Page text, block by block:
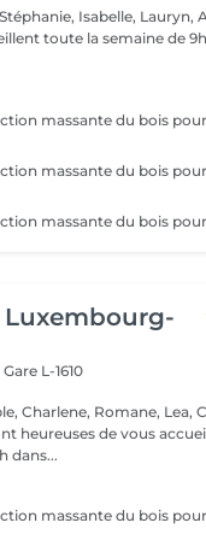
Isabelle, Lauryn,
toute la semaine de
Luxembourg-
Gare L-1610
Charlene, Romane, Lea,
heureuses de vous
dans...